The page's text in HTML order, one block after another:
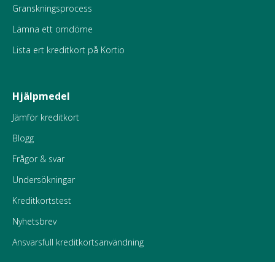
Granskningsprocess
Lämna ett omdöme
Lista ert kreditkort på Kortio
Hjälpmedel
Jämför kreditkort
Blogg
Frågor & svar
Undersökningar
Kreditkortstest
Nyhetsbrev
Ansvarsfull kreditkortsanvändning